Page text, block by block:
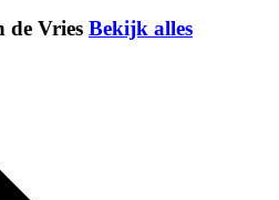
de Vries Bekijk alles